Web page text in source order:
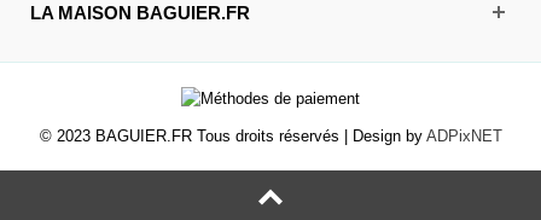
LA MAISON BAGUIER.FR
© 2023 BAGUIER.FR Tous droits réservés | Design by ADPixNET